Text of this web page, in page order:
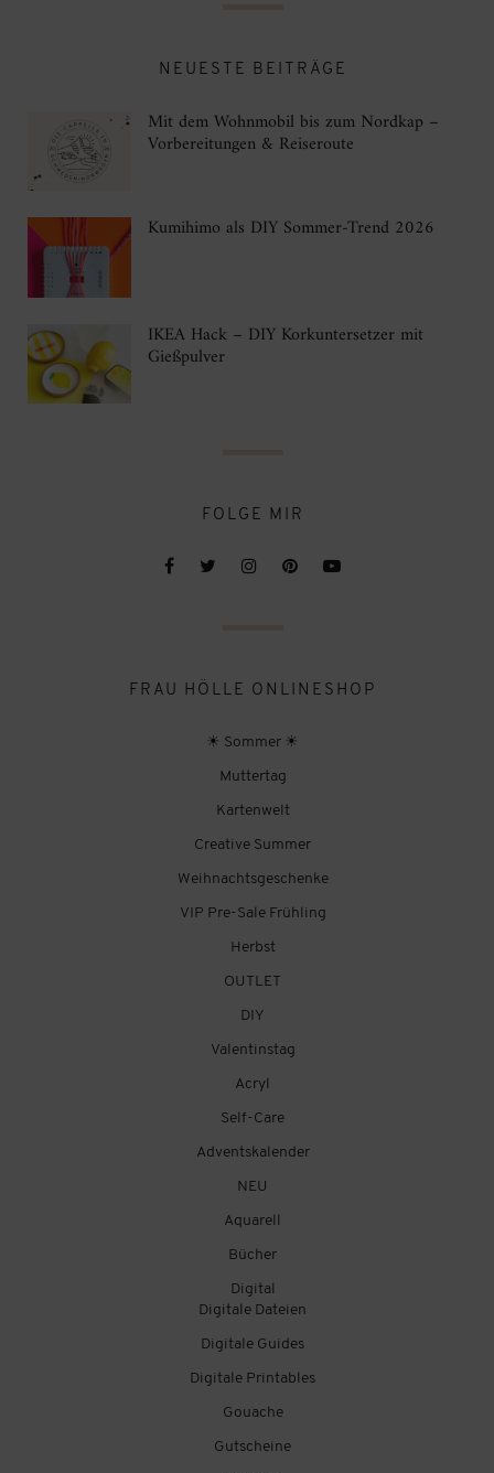
NEUESTE BEITRÄGE
Mit dem Wohnmobil bis zum Nordkap –
Vorbereitungen & Reiseroute
Kumihimo als DIY Sommer-Trend 2026
IKEA Hack – DIY Korkuntersetzer mit
Gießpulver
FOLGE MIR
FRAU HÖLLE ONLINESHOP
☀ Sommer ☀
Muttertag
Kartenwelt
Creative Summer
Weihnachtsgeschenke
VIP Pre-Sale Frühling
Herbst
OUTLET
DIY
Valentinstag
Acryl
Self-Care
Adventskalender
NEU
Aquarell
Bücher
Digital
Digitale Dateien
Digitale Guides
Digitale Printables
Gouache
Gutscheine